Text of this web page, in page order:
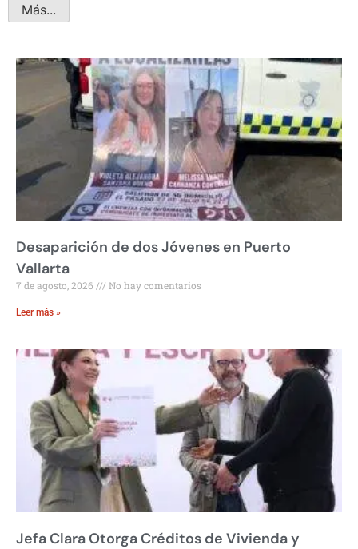
Más...
Desaparición de dos Jóvenes en Puerto
Vallarta
7 de agosto, 2026 No hay comentarios
Leer más »
Jefa Clara Otorga Créditos de Vivienda y